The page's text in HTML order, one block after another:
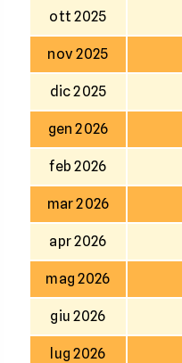
ott 2025
nov 2025
dic 2025
gen 2026
feb 2026
mar 2026
apr 2026
mag 2026
giu 2026
lug 2026